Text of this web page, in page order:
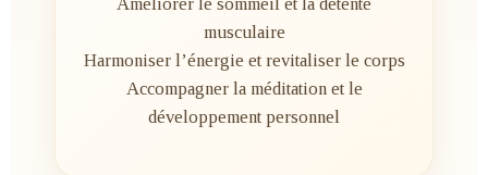
musculaire
Harmoniser l’énergie et revitaliser le corps
Accompagner la méditation et le
développement personnel